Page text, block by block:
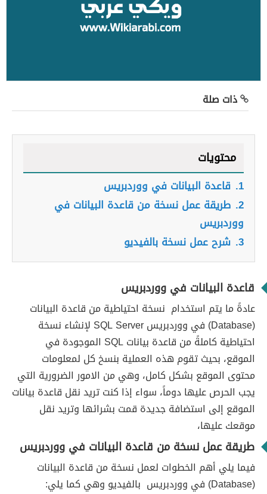
ذات صلة
محتويات
1. قاعدة البيانات في ووردبريس
2. طريقة عمل نسخة من قاعدة البيانات في
ووردبريس
3. شرح عمل نسخة بالفيديو
قاعدة البيانات في ووردبريس
عادةً ما يتم استخدام نسخة احتياطية من قاعدة البيانات
(Database) في ووردبريس SQL Server لإنشاء نسخة
احتياطية كاملةً من قاعدة بيانات SQL الموجودة في
الموقع، بحيث تقوم هذه العملية بنسخ كل لمعلومات
محتوى الموقع بشكل كامل، وهي من الامور الضرورية التي
يجب الحرص عليها دوماً، سواء إذا كنت تريد نقل قاعدة بيانات
الموقع إلى استضافة جديدة قمت بشرائها وتريد نقل
موقعك عليها،
طريقة عمل نسخة من قاعدة البيانات في ووردبريس
فيما يلي أهم الخطوات لعمل نسخة من قاعدة البيانات
(Database) في ووردبريس بالفيديو وهي كما يلي: